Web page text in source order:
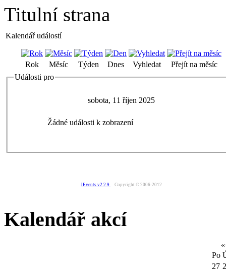
Titulní strana
Kalendář událostí
Rok Měsíc Týden Dnes Vyhledat
Přejít na měsíc
Události pro
sobota, 11 říjen 2025
Žádné události k zobrazení
JEvents v2.2.9 Copyright © 2006-2012
Kalendář akcí
«
Po
27